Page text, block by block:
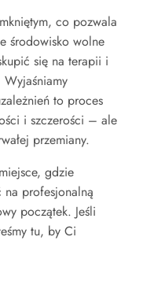
co pozwala
środowisko wolne
się na terapii i
to proces
i szczerości – ale
przemiany.
gdzie
profesjonalną
początek. Jeśli
tu, by Ci